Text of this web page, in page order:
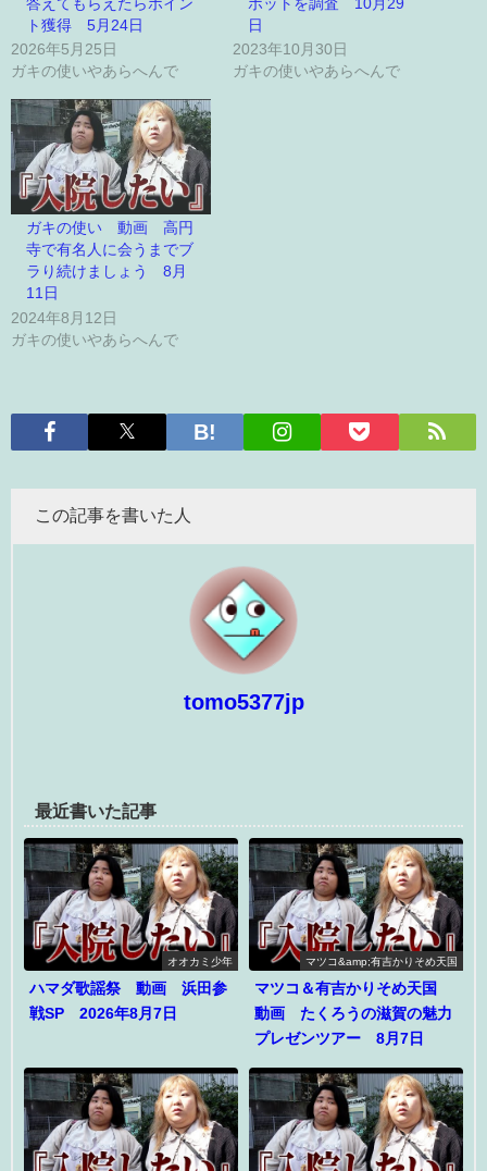
ト獲得 5月24日
2026年5月25日
ガキの使いやあらへんで
日
2023年10月30日
ガキの使いやあらへんで
ガキの使い 動画 高円
寺で有名人に会うまでブ
ラり続けましょう 8月
11日
2024年8月12日
ガキの使いやあらへんで
この記事を書いた人
tomo5377jp
最近書いた記事
オオカミ少年
ハマダ歌謡祭 動画 浜田参
戦SP 2026年8月7日
マツコ&amp;有吉かりそめ天国
マツコ＆有吉かりそめ天国
動画 たくろうの滋賀の魅力
プレゼンツアー 8月7日